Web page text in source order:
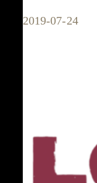
2019-07-24